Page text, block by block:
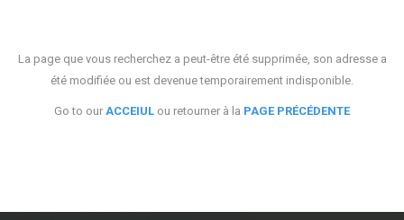
La page que vous recherchez a peut-être été supprimée, son adresse a
été modifiée ou est devenue temporairement indisponible.
Go to our ACCEIUL ou retourner à la PAGE PRÉCÉDENTE